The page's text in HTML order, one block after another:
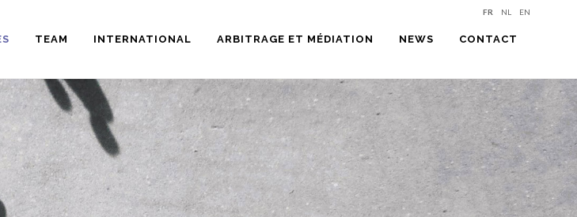
FR NL EN
TEAM INTERNATIONAL ARBITRAGE ET MÉDIATION NEWS CONTACT